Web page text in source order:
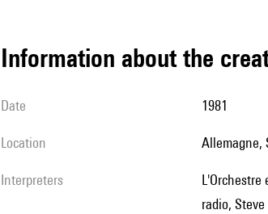
information about the
date 1981
location
interpreters
l'Orchestre et solistes de la SDR, direction : Peter Eötvös ; 20 septembre 1981, à Cologne, West German
radio,